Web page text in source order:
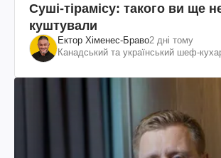
Суші-тірамісу: такого ви ще
куштували
Ектор Хіменес-Браво2 дні тому
Канадський та український шеф-